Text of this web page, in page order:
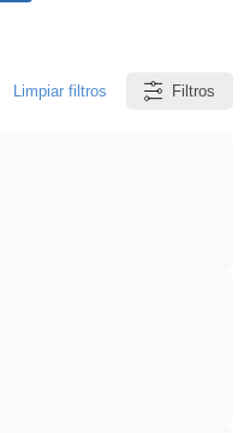
Limpiar filtros Filtros